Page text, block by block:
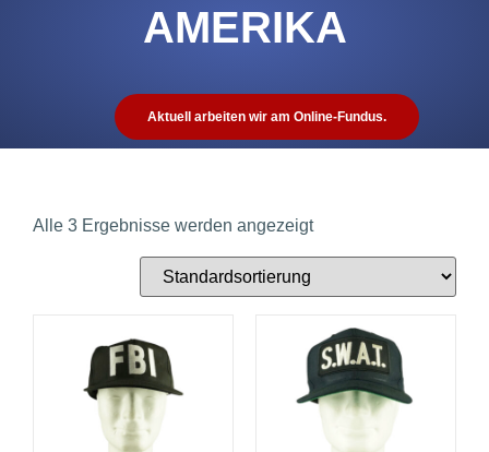
AMERIKA
Aktuell arbeiten wir am Online-Fundus.
Alle 3 Ergebnisse werden angezeigt